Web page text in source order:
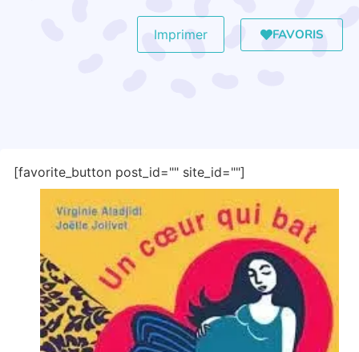
Imprimer FAVORIS
[favorite_button post_id="" site_id=""]